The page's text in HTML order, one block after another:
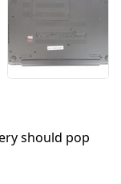
should pop